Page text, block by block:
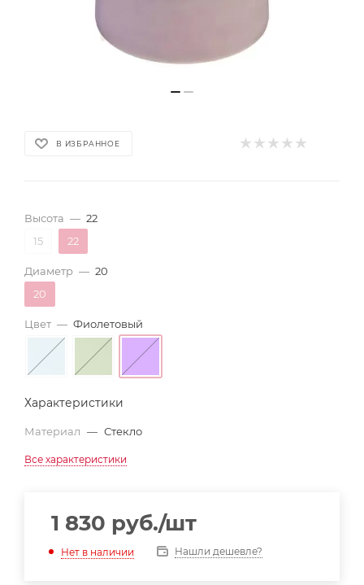
В ИЗБРАННОЕ
Высота — 22
15
22
Диаметр — 20
20
Цвет — Фиолетовый
Характеристики
Материал — Стекло
Все характеристики
1 830 руб./шт
Нет в наличии Нашли дешевле?